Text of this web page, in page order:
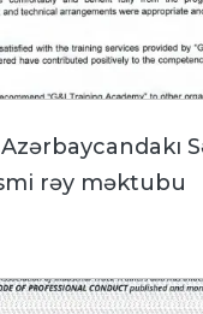
rəy məktubu